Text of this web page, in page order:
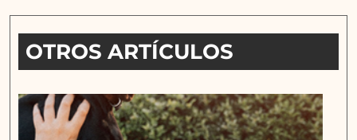
OTROS ARTÍCULOS